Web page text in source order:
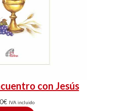
con Jesús
€ IVA incluido